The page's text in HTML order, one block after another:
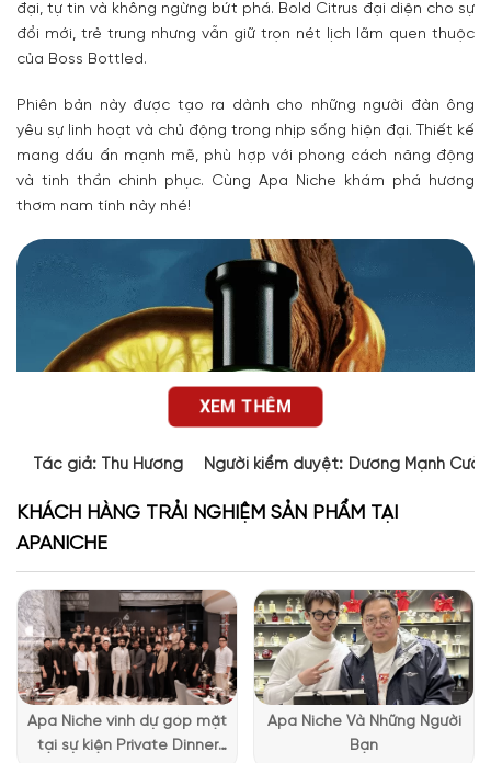
đại, tự tin và không ngừng bứt phá. Bold Citrus đại diện cho sự
đổi mới, trẻ trung nhưng vẫn giữ trọn nét lịch lãm quen thuộc
của Boss Bottled.
Phiên bản này được tạo ra dành cho những người đàn ông
yêu sự linh hoạt và chủ động trong nhịp sống hiện đại. Thiết kế
mang dấu ấn mạnh mẽ, phù hợp với phong cách năng động
và tinh thần chinh phục. Cùng Apa Niche khám phá hương
thơm nam tính này nhé!
Thiết kế chai nước hoa Hugo Boss Bottled Bold Citrus
XEM THÊM
Tác giả: Thu Hương Người kiểm duyệt: Dương Mạnh
KHÁCH HÀNG TRẢI NGHIỆM SẢN PHẨM TẠI
APANICHE
Apa Niche vinh dự góp mặt
tại sự kiện Private Dinner
Apa Niche Và Những Người
Bạn